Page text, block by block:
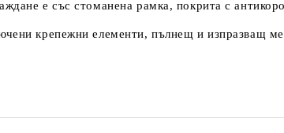
е със стоманена рамка, покрита с
крепежни елементи, пълнещ и изпразващ